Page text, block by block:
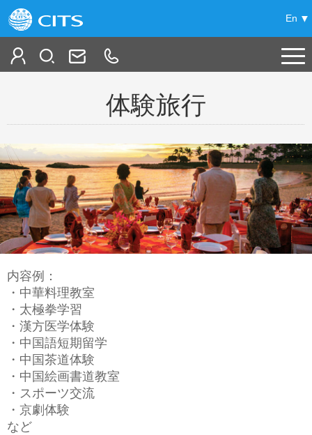
En
中国旅行情報
中国の旅
+
特集 +
ハイライト
鉄道の旅
その他
中国の都市観光 +
BeiJing 北京
XiAn 西安
ShangHai 上海
HangZhou杭州
LvShun旅順
もっと...
+
チベット
シルクロード
大草原
長城の旅
提案コース
項目別
中国観光案内
+
都市別観光地情報
BeiJing 北京
ShangHai 上海
GuiLin 桂林
SuZhou 蘇州
テーマ別中国の文化
自然
建築と遺跡
風俗習慣
中国の世界遺産
文化と複合遺産
自然遺産
マイプラン
体験旅行
内容例：
・中華料理教室
・太極拳学習
・漢方医学体験
・中国語短期留学
・中国茶道体験
・中国絵画書道教室
・スポーツ交流
・京劇体験
など